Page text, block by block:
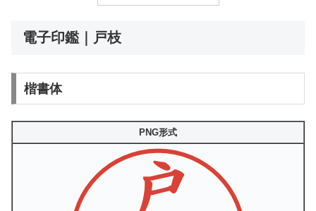
電子印鑑｜戸枝
楷書体
PNG形式